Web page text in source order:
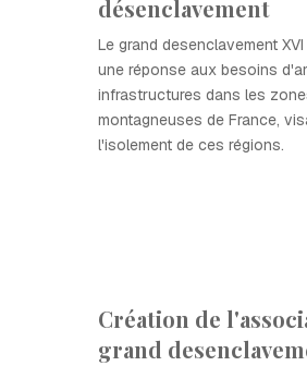
désenclavement
Le grand desenclavement
une réponse aux besoins
infrastructures dans les
montagneuses de France,
l'isolement de ces régions.
Création de
grand